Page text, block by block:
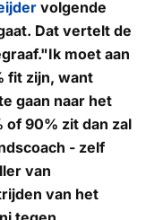
volgende
Dat vertelt de
moet aan
fit zijn, want
gaan naar het
of 90% zit dan zal
- zelf
van
van het